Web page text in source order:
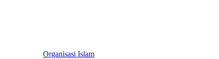
Organisasi Islam